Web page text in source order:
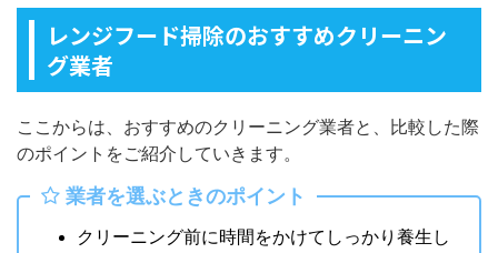
レンジフード掃除のおすすめクリーニン
グ業者
ここからは、おすすめのクリーニング業者と、比較した際
のポイントをご紹介していきます。
業者を選ぶときのポイント
クリーニング前に時間をかけてしっかり養生し